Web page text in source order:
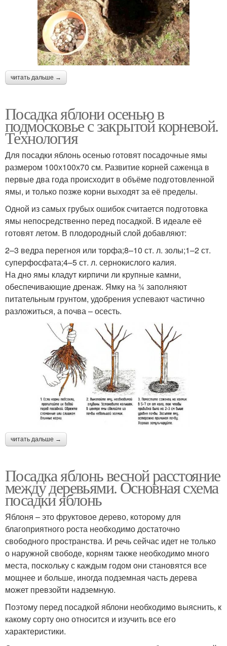
читать дальше →
Посадка яблони осенью в
подмосковье с закрытой корневой.
Технология
Для посадки яблонь осенью готовят посадочные ямы
размером 100х100х70 см. Развитие корней саженца в
первые два года происходит в объёме подготовленной
ямы, и только позже корни выходят за её пределы.
Одной из самых грубых ошибок считается подготовка
ямы непосредственно перед посадкой. В идеале её
готовят летом. В плодородный слой добавляют:
2–3 ведра перегноя или торфа;8–10 ст. л. золы;1–2 ст.
суперфосфата;4–5 ст. л. сернокислого калия.
На дно ямы кладут кирпичи ли крупные камни,
обеспечивающие дренаж. Ямку на ¾ заполняют
питательным грунтом, удобрения успевают частично
разложиться, а почва – осесть.
читать дальше →
Посадка яблонь весной расстояние
между деревьями. Основная схема
посадки яблонь
Яблоня – это фруктовое дерево, которому для
благоприятного роста необходимо достаточно
свободного пространства. И речь сейчас идет не только
о наружной свободе, корням также необходимо много
места, поскольку с каждым годом они становятся все
мощнее и больше, иногда подземная часть дерева
может превзойти надземную.
Поэтому перед посадкой яблони необходимо выяснить, к
какому сорту оно относится и изучить все его
характеристики.